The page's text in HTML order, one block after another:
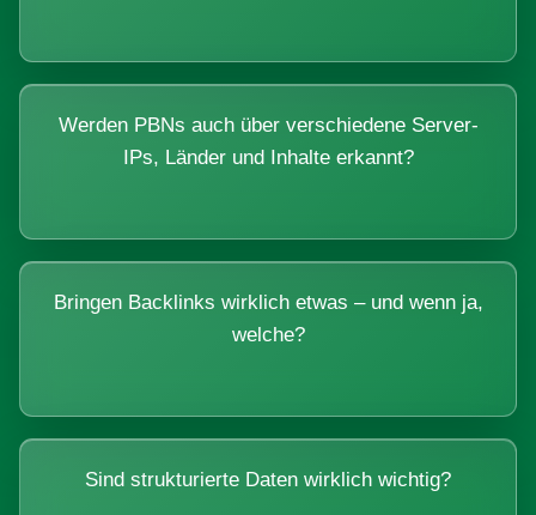
Werden PBNs auch über verschiedene Server-
IPs, Länder und Inhalte erkannt?
Bringen Backlinks wirklich etwas – und wenn ja,
welche?
Sind strukturierte Daten wirklich wichtig?